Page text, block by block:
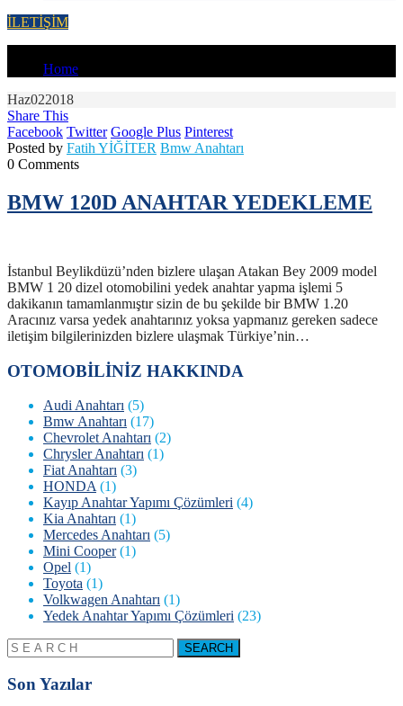
İLETİŞİM
Home
Haz022018
Share This
Facebook Twitter Google Plus Pinterest
Posted by Fatih YİĞİTER Bmw Anahtarı
0 Comments
BMW 120D ANAHTAR YEDEKLEME
İstanbul Beylikdüzü’nden bizlere ulaşan Atakan Bey 2009 model
BMW 1 20 dizel otomobilini yedek anahtar yapma işlemi 5
dakikanın tamamlanmıştır sizin de bu şekilde bir BMW 1.20
Aracınız varsa yedek anahtarınız yoksa yapmanız gereken sadece
iletişim bilgilerinizden bizlere ulaşmak Türkiye’nin…
OTOMOBİLİNİZ HAKKINDA
Audi Anahtarı (5)
Bmw Anahtarı (17)
Chevrolet Anahtarı (2)
Chrysler Anahtarı (1)
Fiat Anahtarı (3)
HONDA (1)
Kayıp Anahtar Yapımı Çözümleri (4)
Kia Anahtarı (1)
Mercedes Anahtarı (5)
Mini Cooper(1)
Opel (1)
Toyota (1)
Volkwagen Anahtarı (1)
Yedek Anahtar Yapımı Çözümleri (23)
Son Yazılar